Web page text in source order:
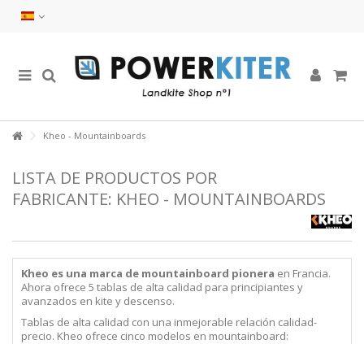
Kheo - Mountainboards
LISTA DE PRODUCTOS POR
FABRICANTE: KHEO - MOUNTAINBOARDS
Kheo es una marca de mountainboard pionera en Francia.
Ahora ofrece 5 tablas de alta calidad para principiantes y
avanzados en kite y descenso.
Tablas de alta calidad con una inmejorable relación calidad-
precio. Kheo ofrece cinco modelos en mountainboard: